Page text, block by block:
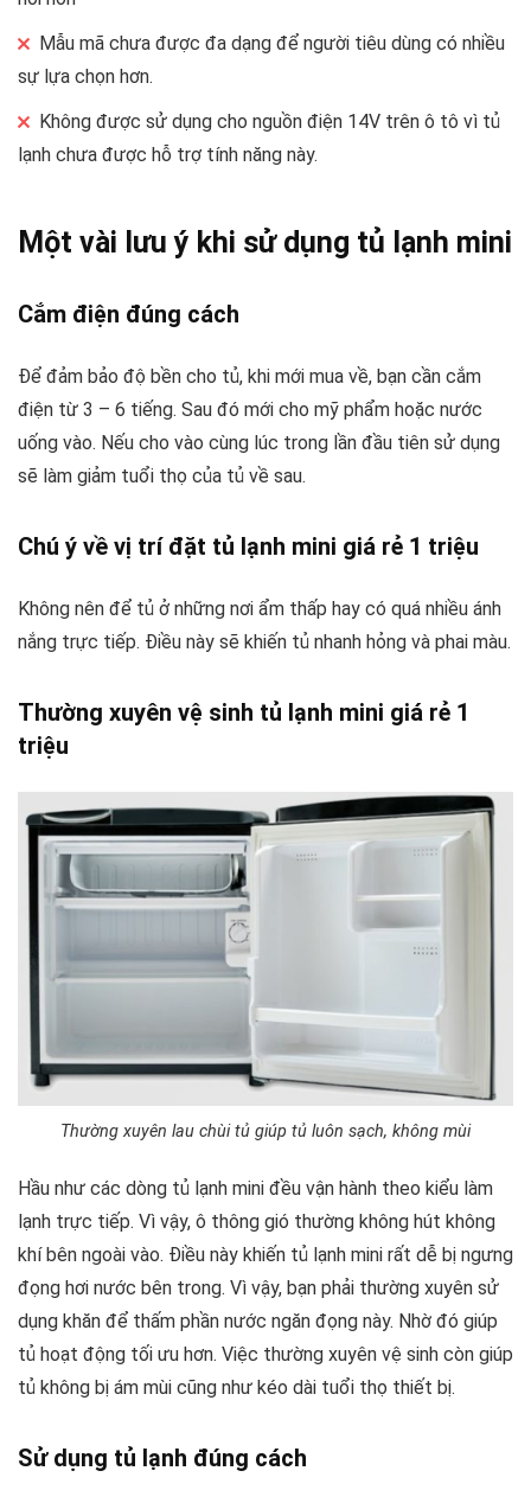
Mẫu mã chưa được đa dạng để người tiêu dùng có nhiều
sự lựa chọn hơn.
Không được sử dụng cho nguồn điện 14V trên ô tô vì tủ
lạnh chưa được hỗ trợ tính năng này.
Một vài lưu ý khi sử dụng tủ lạnh mini
Cắm điện đúng cách
Để đảm bảo độ bền cho tủ, khi mới mua về, bạn cần cắm
điện từ 3 – 6 tiếng. Sau đó mới cho mỹ phẩm hoặc nước
uống vào. Nếu cho vào cùng lúc trong lần đầu tiên sử dụng
sẽ làm giảm tuổi thọ của tủ về sau.
Chú ý về vị trí đặt tủ lạnh mini giá rẻ 1 triệu
Không nên để tủ ở những nơi ẩm thấp hay có quá nhiều ánh
nắng trực tiếp. Điều này sẽ khiến tủ nhanh hỏng và phai màu.
Thường xuyên vệ sinh tủ lạnh mini giá rẻ 1
triệu
Thường xuyên lau chùi tủ giúp tủ luôn sạch, không mùi
Hầu như các dòng tủ lạnh mini đều vận hành theo kiểu làm
lạnh trực tiếp. Vì vậy, ô thông gió thường không hút không
khí bên ngoài vào. Điều này khiến tủ lạnh mini rất dễ bị ngưng
đọng hơi nước bên trong. Vì vậy, bạn phải thường xuyên sử
dụng khăn để thấm phần nước ngăn đọng này. Nhờ đó giúp
tủ hoạt động tối ưu hơn. Việc thường xuyên vệ sinh còn giúp
tủ không bị ám mùi cũng như kéo dài tuổi thọ thiết bị.
Sử dụng tủ lạnh đúng cách